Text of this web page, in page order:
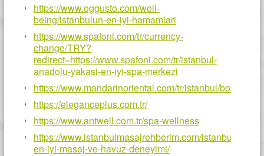
https://www.oggusto.com/well-
being/istanbulun-en-iyi-hamamlari
https://www.spafoni.com/tr/currency-
change/TRY?
redirect=https://www.spafoni.com/tr/istanbul-
anadolu-yakasi-en-iyi-spa-merkezi
https://www.mandarinoriental.com/tr/istanbul/
https://eleganceplus.com.tr/
https://www.antwell.com.tr/spa-wellness
https://www.istanbulmasajrehberim.com/istanbulda-
en-iyi-masaj-ve-havuz-deneyimi/